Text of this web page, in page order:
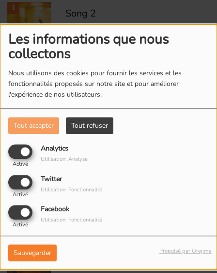
Les informations que nous
collectons
Nous utilisons des cookies pour fournir les services et les
fonctionnalités proposés sur notre site et pour améliorer
l'expérience de nos utilisateurs.
Tout accepter Tout refuser
Analytics
Activé
Utilisation: Analyse
Twitter
Activé
Utilisation: Fonctionnalité
Facebook
Activé
Utilisation: Fonctionnalité
Sauvegarder Propulsé par Orejime
1 Song 2
2 Song 2 - 2012 Remaster
Girls & Boys
Coffee & TV
Parklife
6